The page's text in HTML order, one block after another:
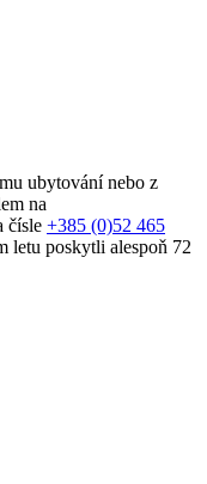
ubytování nebo z
na
čísle +385 (0)52 465
letu poskytli alespoň 72